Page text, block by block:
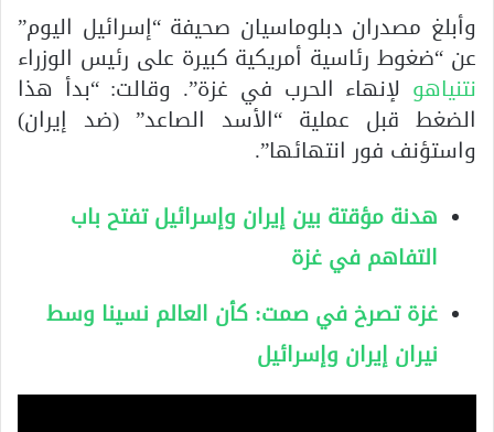
وأبلغ مصدران دبلوماسيان صحيفة “إسرائيل اليوم”
عن “ضغوط رئاسية أمريكية كبيرة على رئيس الوزراء
نتنياهو لإنهاء الحرب في غزة”. وقالت: “بدأ هذا
الضغط قبل عملية “الأسد الصاعد” (ضد إيران)
واستؤنف فور انتهائها”.
هدنة مؤقتة بين إيران وإسرائيل تفتح باب
التفاهم في غزة
غزة تصرخ في صمت: كأن العالم نسينا وسط
نيران إيران وإسرائيل